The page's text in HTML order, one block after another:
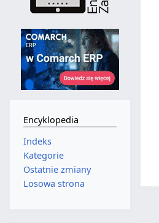
Encyklopedia
Indeks
Kategorie
Ostatnie zmiany
Losowa strona